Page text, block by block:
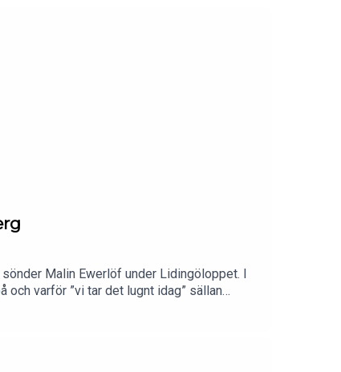
Malin Ewerlöf under Lidingöloppet. I
varför ”vi tar det lugnt idag” sällan
sin minst sagt speciella upplevelse under
farthets, social panik, löparpsykologi och